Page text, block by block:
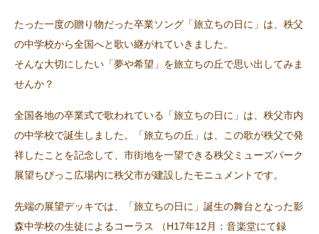
たった一度の贈り物だった卒業ソング「旅立ちの日に」は、秩父
の中学校から全国へと歌い継がれていきました。
そんな大切にしたい「夢や希望」を旅立ちの丘で思い出してみま
せんか？
全国各地の卒業式で歌われている「旅立ちの日に」は、秩父市内
の中学校で誕生しました。「旅立ちの丘」は、この歌が秩父で発
祥したことを記念して、市街地を一望できる秩父ミューズパーク
展望ちびっこ広場内に秩父市が建設したモニュメントです。
先端の展望デッキでは、「旅立ちの日に」誕生の舞台となった影
森中学校の生徒によるコーラス （H17年12月：音楽堂にて録